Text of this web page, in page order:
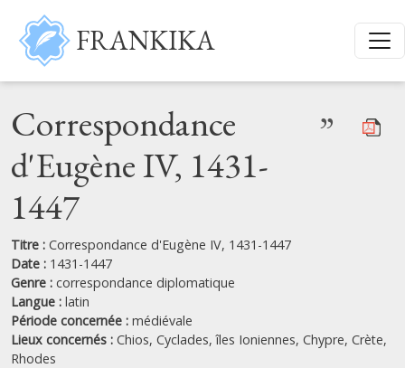
Aller au contenu principal
FRANKIKA
Correspondance
d'Eugène IV, 1431-
1447
”
Titre : Correspondance d'Eugène IV, 1431-1447
Date : 1431-1447
Genre : correspondance diplomatique
Langue : latin
Période concernée : médiévale
Lieux concernés : Chios, Cyclades,îles Ioniennes, Chypre, Crète,
Rhodes